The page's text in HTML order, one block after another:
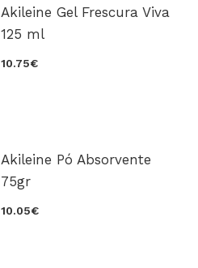
Akileine Gel Frescura Viva
125 ml
10.75€
Akileine Pó Absorvente
75gr
10.05€